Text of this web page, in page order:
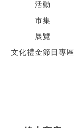
活動
市集
展覽
文化禮金節目專區